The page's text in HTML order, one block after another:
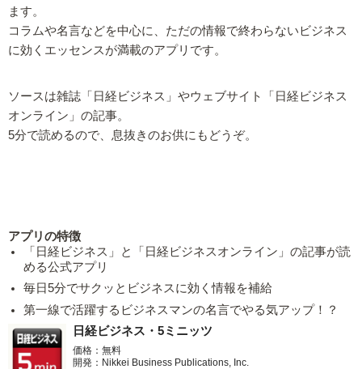
ます。
コラムや名言などを中心に、ただの情報で終わらないビジネス
に効くエッセンスが満載のアプリです。
ソースは雑誌「日経ビジネス」やウェブサイト「日経ビジネス
オンライン」の記事。
5分で読めるので、息抜きのお供にもどうぞ。
アプリの特徴
「日経ビジネス」と「日経ビジネスオンライン」の記事が読
める公式アプリ
毎日5分でサクッとビジネスに効く情報を補給
第一線で活躍するビジネスマンの名言でやる気アップ！？
日経ビジネス・5ミニッツ
価格：無料
開発：Nikkei Business Publications, Inc.